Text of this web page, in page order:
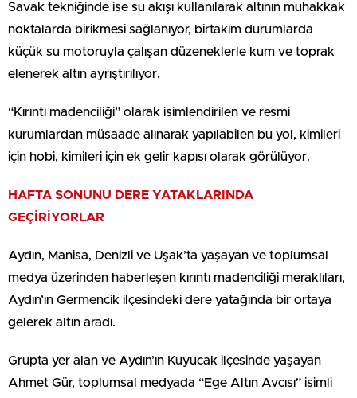
Savak tekniğinde ise su akışı kullanılarak altının muhakkak
noktalarda birikmesi sağlanıyor, birtakım durumlarda
küçük su motoruyla çalışan düzeneklerle kum ve toprak
elenerek altın ayrıştırılıyor.
“Kırıntı madenciliği” olarak isimlendirilen ve resmi
kurumlardan müsaade alınarak yapılabilen bu yol, kimileri
için hobi, kimileri için ek gelir kapısı olarak görülüyor.
HAFTA SONUNU DERE YATAKLARINDA
GEÇİRİYORLAR
Aydın, Manisa, Denizli ve Uşak’ta yaşayan ve toplumsal
medya üzerinden haberleşen kırıntı madenciliği meraklıları,
Aydın’ın Germencik ilçesindeki dere yatağında bir ortaya
gelerek altın aradı.
Grupta yer alan ve Aydın’ın Kuyucak ilçesinde yaşayan
Ahmet Gür, toplumsal medyada “Ege Altın Avcısı” isimli